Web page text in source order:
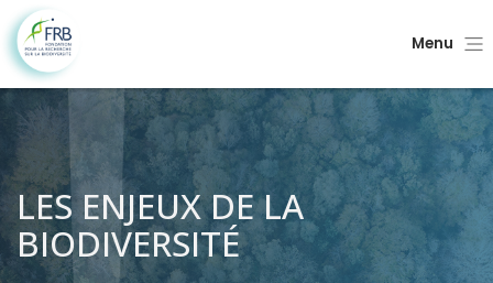
Menu
LES ENJEUX DE LA
BIODIVERSITÉ